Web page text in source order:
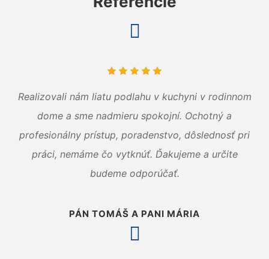
Realizovali nám liatu podlahu v kuchyni v rodinnom
dome a sme nadmieru spokojní. Ochotný a
profesionálny prístup, poradenstvo, dôslednosť pri
práci, nemáme čo vytknúť. Ďakujeme a určite
budeme odporúčať.
PÁN TOMÁŠ A PANI MÁRIA